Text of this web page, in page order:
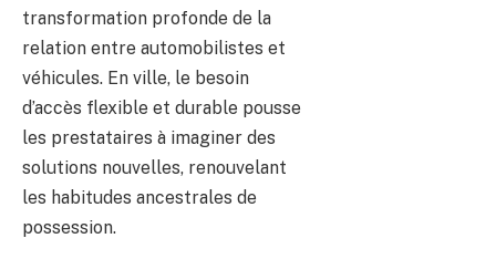
transformation profonde de la
relation entre automobilistes et
véhicules. En ville, le besoin
d’accès flexible et durable pousse
les prestataires à imaginer des
solutions nouvelles, renouvelant
les habitudes ancestrales de
possession.